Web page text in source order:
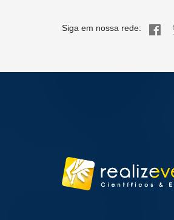
Siga em nossa rede: